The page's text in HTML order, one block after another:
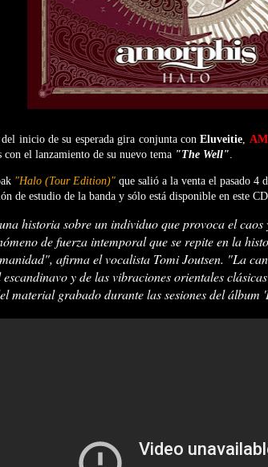
del inicio de su esperada gira conjunta conEluveitie,
con el lanzamiento de su nuevo tema "The Well".
"Halo (Tour Edition)" que salió a la venta el pasado 4
de estudio de la banda y sólo está disponible en este
historia sobre un individuo que provoca el
de fuerza intemporal que se repite en la
afirma el vocalista Tomi Joutsen. "La
y de las vibraciones orientales
material grabado durante las sesiones del álbum